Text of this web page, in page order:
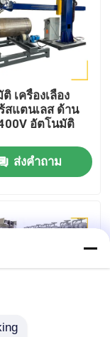
เครื่องเลือง
สแตนเลส ด้าน
อัตโนมัติ
ส่งคำถาม